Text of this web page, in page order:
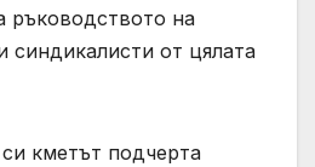
ръководството на
синдикалисти от цялата
кметът подчерта